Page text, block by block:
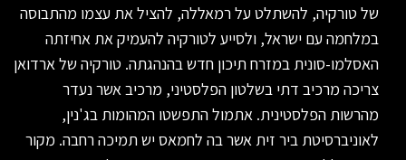
של טורקיה, להשתלט על רמאללה, להציל את עצמו מהתבוסה
במלחמה עם ישראל, ולסייע לטורקיה להעמיק את אחיזתה
האסלמו-סונית במזרח תיכון חדש בהנהגתה. טורקיה של ארדואן
צריכה מרכיב דתי בשלטון הפלסטיני, מרכיב אשר נעדר
מהרשות הפלסטינית. אתמול התפשטו המהומות בג'נין,
לאוניברסיטת ביר זית אשר בה לחמאס יש תמיכה רחבה. מקור